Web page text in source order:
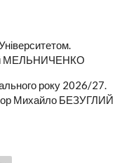
МЕЛЬНИЧЕНКО
року 2026/27.
Михайло БЕЗУГЛИЙ